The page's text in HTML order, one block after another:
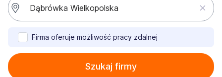
Firma oferuje możliwość pracy zdalnej
Szukaj firmy